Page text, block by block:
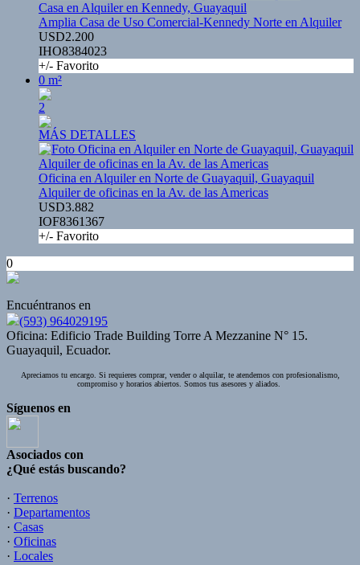
Casa en Alquiler en Kennedy, Guayaquil
Amplia Casa de Uso Comercial-Kennedy Norte en Alquiler
USD2.200
IHO8384023
+/- Favorito
0 m²
2
MÁS DETALLES
Oficina en Alquiler en Norte de Guayaquil, Guayaquil
Alquiler de oficinas en la Av. de las Americas
USD3.882
IOF8361367
+/- Favorito
0
Encuéntranos en
(593) 964029195
Oficina: Edificio Trade Building Torre A Mezzanine N° 15.
Guayaquil, Ecuador.
Apreciamos tu encargo. Si requieres comprar, vender o alquilar, te atendemos con profesionalismo,
compromiso y horarios abiertos. Somos tus asesores y aliados.
Síguenos en
Asociados con
¿Qué estás buscando?
· Terrenos
· Departamentos
· Casas
· Oficinas
· Locales